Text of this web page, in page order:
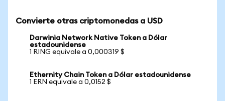
Convierte otras criptomonedas a USD
Darwinia Network Native Token a Dólar
estadounidense
1 RING equivale a 0,000319 $
Ethernity Chain Token a Dólar estadounidense
1 ERN equivale a 0,0152 $